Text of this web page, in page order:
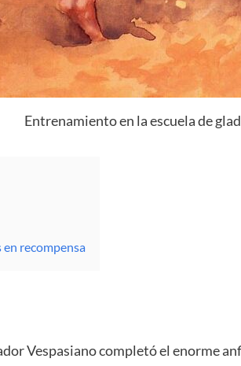
Entrenamiento en la escuela de
en recompensa
Vespasiano completó el enorme